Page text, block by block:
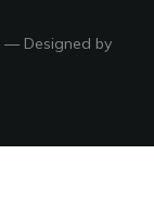
— Designed by